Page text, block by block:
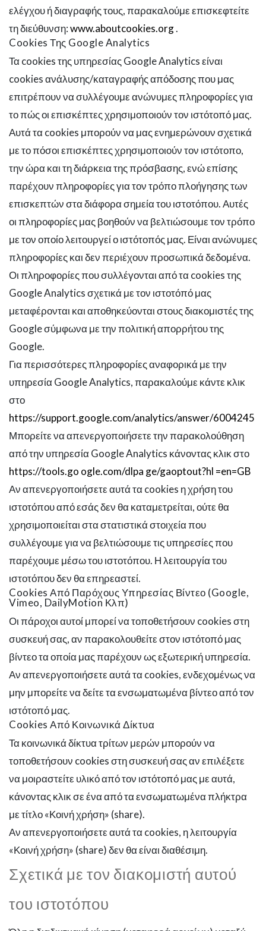
ελέγχου ή διαγραφής τους, παρακαλούμε επισκεφτείτε
τη διεύθυνση:www.aboutcookies.org.
Cookies Της Google Analytics
Τα cookies της υπηρεσίας Google Analytics είναι
cookies ανάλυσης/καταγραφής απόδοσης που μας
επιτρέπουν να συλλέγουμε ανώνυμες πληροφορίες για
το πώς οι επισκέπτες χρησιμοποιούν τον ιστότοπό μας.
Αυτά τα cookies μπορούν να μας ενημερώνουν σχετικά
με το πόσοι επισκέπτες χρησιμοποιούν τον ιστότοπο,
την ώρα και τη διάρκεια της πρόσβασης, ενώ επίσης
παρέχουν πληροφορίες για τον τρόπο πλοήγησης των
επισκεπτών στα διάφορα σημεία του ιστοτόπου. Αυτές
οι πληροφορίες μας βοηθούν να βελτιώσουμε τον τρόπο
με τον οποίο λειτουργεί ο ιστότοπός μας. Είναι ανώνυμες
πληροφορίες και δεν περιέχουν προσωπικά δεδομένα.
Οι πληροφορίες που συλλέγονται από τα cookies της
Google Analytics σχετικά με τον ιστοτόπό μας
μεταφέρονται και αποθηκεύονται στους διακομιστές της
Google σύμφωνα με την πολιτική απορρήτου της
Google.
Για περισσότερες πληροφορίες αναφορικά με την
υπηρεσία Google Analytics, παρακαλούμε κάντε κλικ
στο
https://support.google.com/analytics/answer/6004245
Μπορείτε να απενεργοποιήσετε την παρακολούθηση
από την υπηρεσία Google Analytics κάνοντας κλικ στο
https://tools.go ogle.com/dlpa ge/gaoptout?hl =en=GB
Αν απενεργοποιήσετε αυτά τα cookies η χρήση του
ιστοτόπου από εσάς δεν θα καταμετρείται, ούτε θα
χρησιμοποιείται στα στατιστικά στοιχεία που
συλλέγουμε για να βελτιώσουμε τις υπηρεσίες που
παρέχουμε μέσω του ιστοτόπου. Η λειτουργία του
ιστοτόπου δεν θα επηρεαστεί.
Cookies Από Παρόχους Υπηρεσίας Βίντεο (Google,
Vimeo, DailyMotion Κλπ)
Οι πάροχοι αυτοί μπορεί να τοποθετήσουν cookies στη
συσκευή σας, αν παρακολουθείτε στον ιστότοπό μας
βίντεο τα οποία μας παρέχουν ως εξωτερική υπηρεσία.
Αν απενεργοποιήσετε αυτά τα cookies, ενδεχομένως να
μην μπορείτε να δείτε τα ενσωματωμένα βίντεο από τον
ιστότοπό μας.
Cookies Από Κοινωνικά Δίκτυα
Τα κοινωνικά δίκτυα τρίτων μερών μπορούν να
τοποθετήσουν cookies στη συσκευή σας αν επιλέξετε
να μοιραστείτε υλικό από τον ιστότοπό μας με αυτά,
κάνοντας κλικ σε ένα από τα ενσωματωμένα πλήκτρα
με τίτλο «Κοινή χρήση» (share).
Αν απενεργοποιήσετε αυτά τα cookies, η λειτουργία
«Κοινή χρήση» (share) δεν θα είναι διαθέσιμη.
Σχετικά με τον διακομιστή αυτού
του ιστοτόπου